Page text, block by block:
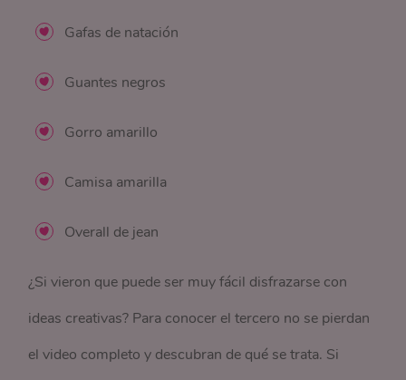
Gafas de natación
Guantes negros
Gorro amarillo
Camisa amarilla
Overall de jean
¿Si vieron que puede ser muy fácil disfrazarse con
ideas creativas? Para conocer el tercero no se pierdan
el video completo y descubran de qué se trata. Si